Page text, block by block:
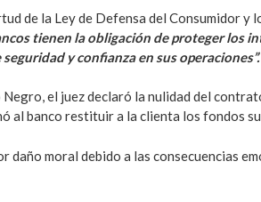
de la Ley de Defensa del Consumidor y
tienen la obligación de proteger los
y confianza en sus operaciones”.
el juez declaró la nulidad del
al banco restituir a la clienta los fondos
daño moral debido a las consecuencias